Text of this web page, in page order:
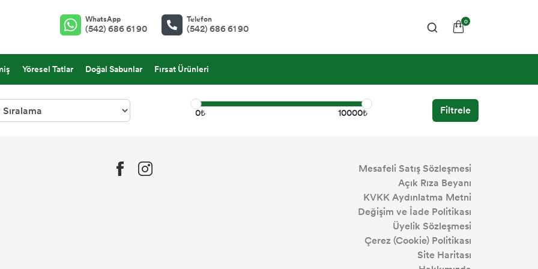
WhatsApp
(542) 686 61 90
Telefon
(542) 686 61 90
0
Yöresel Tatlar Doğal Sabunlar Fırsat Ürünleri
0₺ 10000₺ Filtrele
Mesafeli Satış Sözleşmesi
Açık Rıza Beyanı
KVKK Aydınlatma Metni
Değişim ve İade Politikası
Üyelik Sözleşmesi
Çerez (Cookie) Politikası
Site Haritası